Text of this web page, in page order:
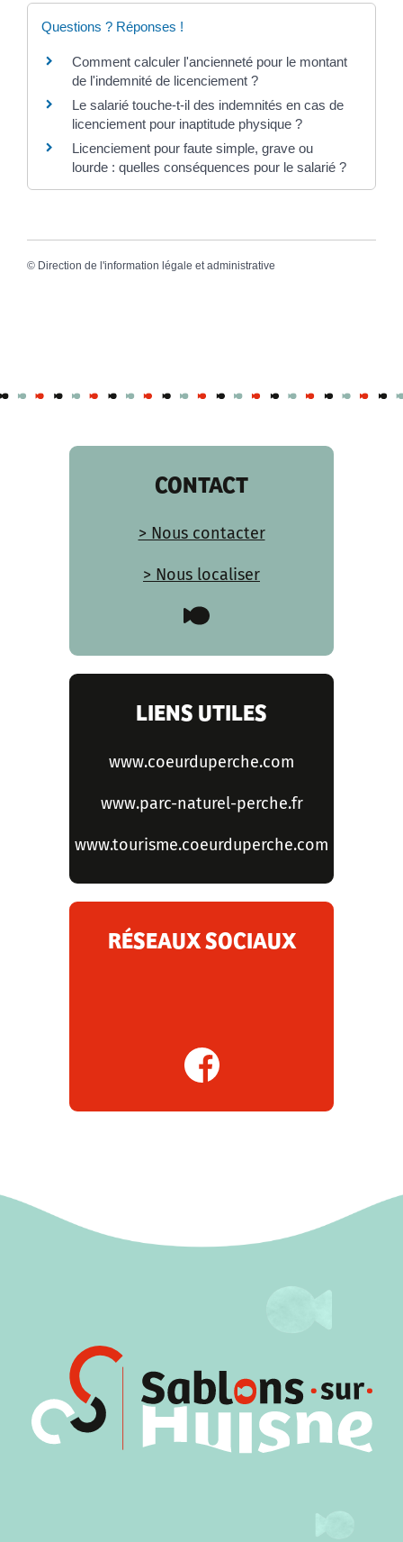
Questions ? Réponses !
Comment calculer l'ancienneté pour le montant
de l'indemnité de licenciement ?
Le salarié touche-t-il des indemnités en cas de
licenciement pour inaptitude physique ?
Licenciement pour faute simple, grave ou
lourde : quelles conséquences pour le salarié ?
© Direction de l'information légale et administrative
CONTACT
> Nous contacter
> Nous localiser
LIENS UTILES
www.coeurduperche.com
www.parc-naturel-perche.fr
www.tourisme.coeurduperche.com
RÉSEAUX SOCIAUX